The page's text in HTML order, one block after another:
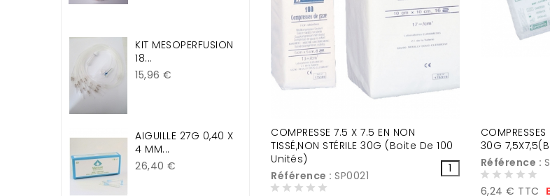
KIT MESOPERFUSION
18...
Prix
15,96 €
AIGUILLE 27G 0,40 X
4 MM...
Prix
26,40 €
COMPRESSE 7.5 X 7.5 EN NON
TISSÉ,NON STÉRILE 30G (Boite De 100
Unités)
Référence : SP0021
COMPRESSES
30G
Référence :
Prix
6,24 € TTC